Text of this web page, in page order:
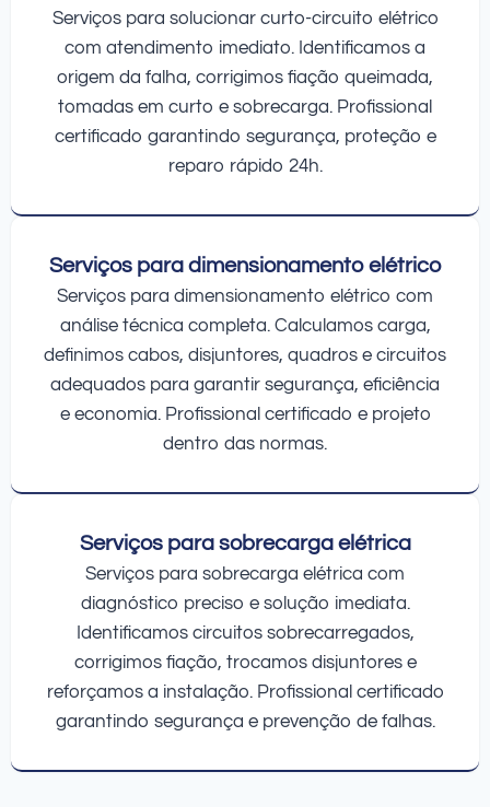
Serviços para solucionar curto-circuito elétrico
com atendimento imediato. Identificamos a
origem da falha, corrigimos fiação queimada,
tomadas em curto e sobrecarga. Profissional
certificado garantindo segurança, proteção e
reparo rápido 24h.
Serviços para dimensionamento elétrico
Serviços para dimensionamento elétrico com
análise técnica completa. Calculamos carga,
definimos cabos, disjuntores, quadros e circuitos
adequados para garantir segurança, eficiência
e economia. Profissional certificado e projeto
dentro das normas.
Serviços para sobrecarga elétrica
Serviços para sobrecarga elétrica com
diagnóstico preciso e solução imediata.
Identificamos circuitos sobrecarregados,
corrigimos fiação, trocamos disjuntores e
reforçamos a instalação. Profissional certificado
garantindo segurança e prevenção de falhas.